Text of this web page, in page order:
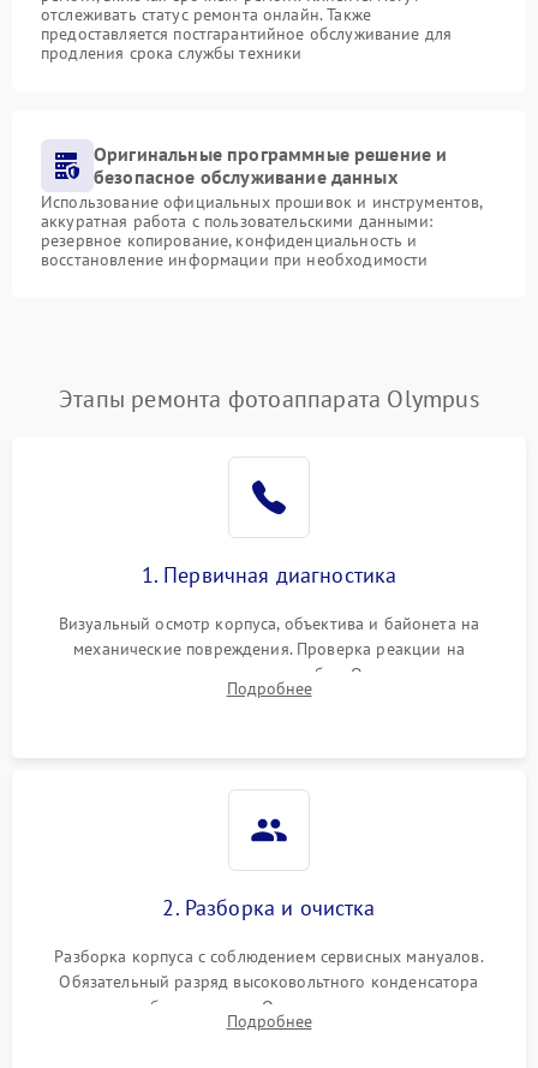
отслеживать статус ремонта онлайн. Также
предоставляется постгарантийное обслуживание для
продления срока службы техники
Оригинальные программные решение и
безопасное обслуживание данных
Использование официальных прошивок и инструментов,
аккуратная работа с пользовательскими данными:
резервное копирование, конфиденциальность и
восстановление информации при необходимости
Этапы ремонта фотоаппарата Olympus
1. Первичная диагностика
Визуальный осмотр корпуса, объектива и байонета на
механические повреждения. Проверка реакции на
включение, считывание кодов ошибок. Оценка состояния
матрицы и затвора, проверка работы автофокуса и вспышки.
Подробнее
2. Разборка и очистка
Разборка корпуса с соблюдением сервисных мануалов.
Обязательный разряд высоковольтного конденсатора
вспышки для безопасности. Очистка внутренних узлов от
пыли, песка и следов влаги с помощью спецсредств.
Подробнее